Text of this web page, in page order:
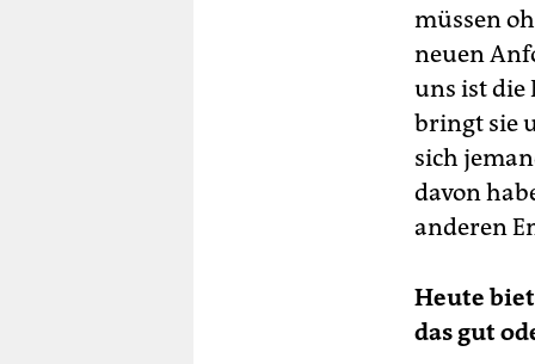
müssen
neuen
uns ist die
bringt sie
sich
davon
anderen
Heute
das gut